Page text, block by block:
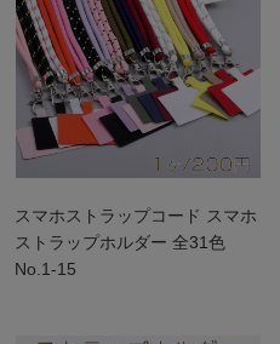
スマホストラップコード スマホ
ストラップホルダー 全31色
No.1-15